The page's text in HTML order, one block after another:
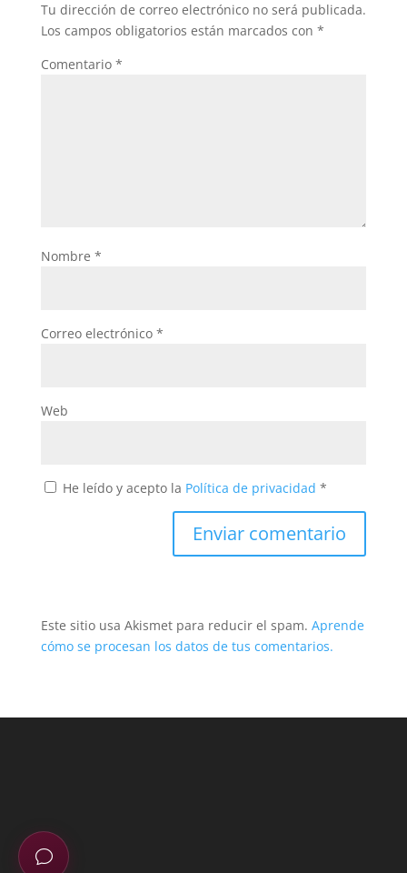
Tu dirección de correo electrónico no será publicada.
Los campos obligatorios están marcados con *
Comentario *
Nombre *
Correo electrónico *
Web
He leído y acepto la Política de privacidad *
Este sitio usa Akismet para reducir el spam. Aprende
cómo se procesan los datos de tus comentarios.